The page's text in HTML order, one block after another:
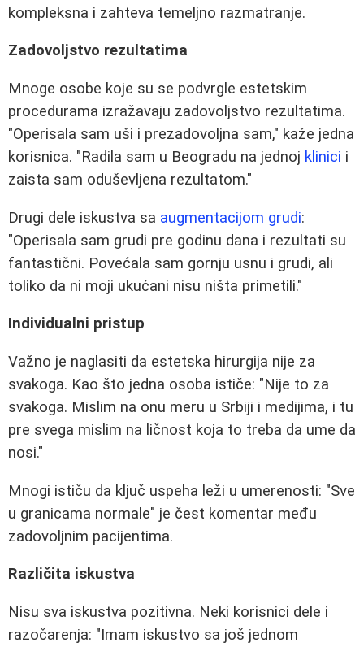
kompleksna i zahteva temeljno razmatranje.
Zadovoljstvo rezultatima
Mnoge osobe koje su se podvrgle estetskim
procedurama izražavaju zadovoljstvo rezultatima.
"Operisala sam uši i prezadovoljna sam," kaže jedna
korisnica. "Radila sam u Beogradu na jednoj klinici i
zaista sam oduševljena rezultatom."
Drugi dele iskustva sa augmentacijom grudi:
"Operisala sam grudi pre godinu dana i rezultati su
fantastični. Povećala sam gornju usnu i grudi, ali
toliko da ni moji ukućani nisu ništa primetili."
Individualni pristup
Važno je naglasiti da estetska hirurgija nije za
svakoga. Kao što jedna osoba ističe: "Nije to za
svakoga. Mislim na onu meru u Srbiji i medijima, i tu
pre svega mislim na ličnost koja to treba da ume da
nosi."
Mnogi ističu da ključ uspeha leži u umerenosti: "Sve
u granicama normale" je čest komentar među
zadovoljnim pacijentima.
Različita iskustva
Nisu sva iskustva pozitivna. Neki korisnici dele i
razočarenja: "Imam iskustvo sa još jednom